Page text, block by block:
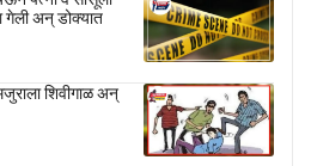
गेली अन् डोक्यात
शिवीगाळ अन्